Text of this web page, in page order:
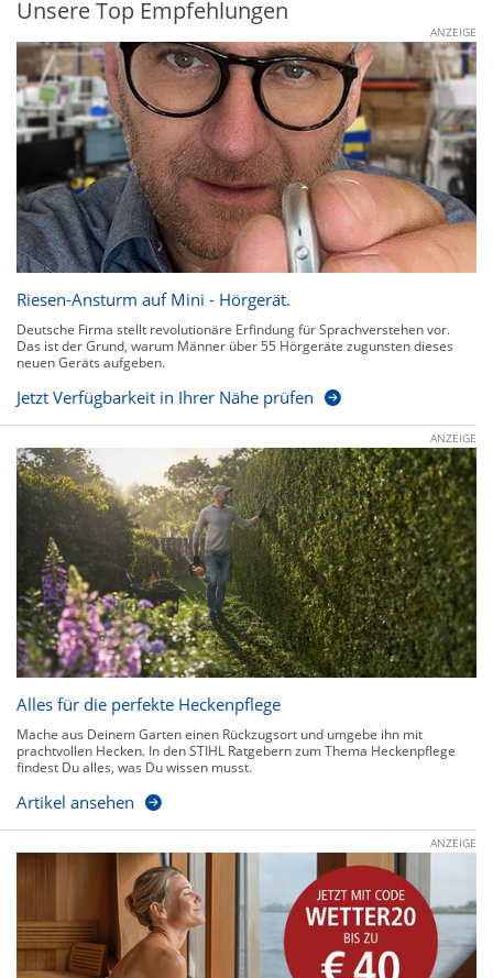
Unsere Top Empfehlungen
ANZEIGE
Riesen-Ansturm auf Mini - Hörgerät.
Deutsche Firma stellt revolutionäre Erfindung für Sprachverstehen vor.
Das ist der Grund, warum Männer über 55 Hörgeräte zugunsten dieses
neuen Geräts aufgeben.
Jetzt Verfügbarkeit in Ihrer Nähe prüfen
ANZEIGE
Alles für die perfekte Heckenpflege
Mache aus Deinem Garten einen Rückzugsort und umgebe ihn mit
prachtvollen Hecken. In den STIHL Ratgebern zum Thema Heckenpflege
findest Du alles, was Du wissen musst.
Artikel ansehen
ANZEIGE